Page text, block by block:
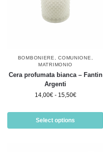
BOMBONIERE ,COMUNIONE
MATRIMONIO
Cera profumata bianca – Fantin
Argenti
14,00€ - 15,50€
Select options